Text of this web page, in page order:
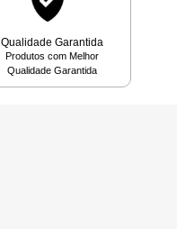
Qualidade Garantida
Produtos com Melhor
Qualidade Garantida